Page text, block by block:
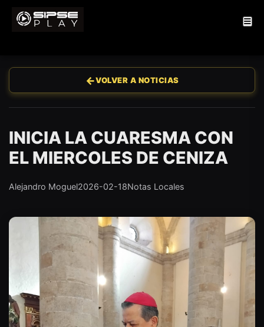
←VOLVER A NOTICIAS
INICIA LA CUARESMA CON
EL MIERCOLES DE CENIZA
Alejandro Moguel2026-02-18Notas Locales